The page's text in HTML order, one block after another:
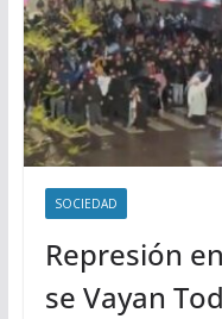
SOCIEDAD
Represión
se Vayan